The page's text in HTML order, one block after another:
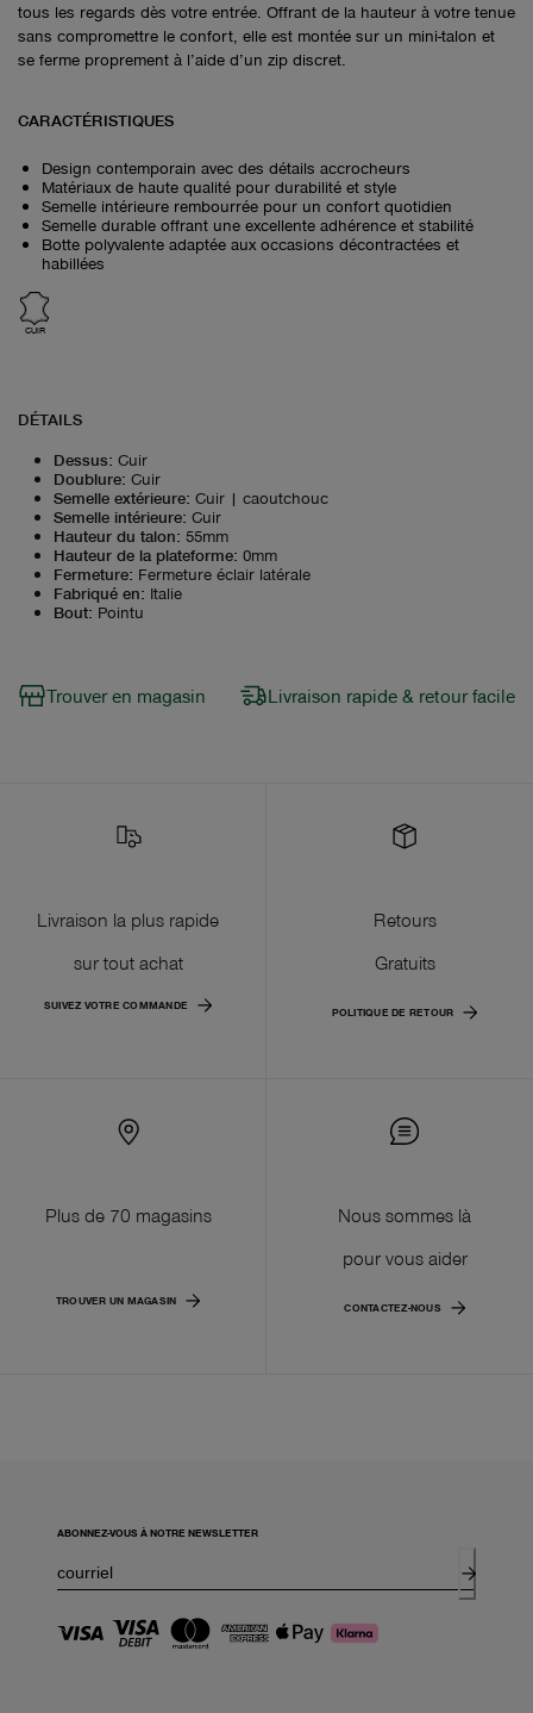
tous les regards dès votre entrée. Offrant de la hauteur à votre tenue
sans compromettre le confort, elle est montée sur un mini-talon et
se ferme proprement à l’aide d’un zip discret.
CARACTÉRISTIQUES
Design contemporain avec des détails accrocheurs
Matériaux de haute qualité pour durabilité et style
Semelle intérieure rembourrée pour un confort quotidien
Semelle durable offrant une excellente adhérence et stabilité
Botte polyvalente adaptée aux occasions décontractées et
habillées
CUIR
DÉTAILS
Dessus: Cuir
Doublure: Cuir
Semelle extérieure: Cuir | caoutchouc
Semelle intérieure: Cuir
Hauteur du talon: 55mm
Hauteur de la plateforme: 0mm
Fermeture: Fermeture éclair latérale
Fabriqué en: Italie
Bout: Pointu
Trouver en magasin Livraison rapide & retour facile
Livraison la plus rapide
sur tout achat
SUIVEZ VOTRE COMMANDE
Retours
Gratuits
POLITIQUE DE RETOUR
Plus de 70 magasins
TROUVER UN MAGASIN
Nous sommes là
pour vous aider
CONTACTEZ-NOUS
ABONNEZ-VOUS À NOTRE NEWSLETTER